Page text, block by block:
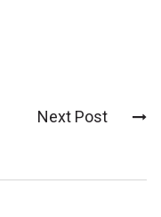
Next Post